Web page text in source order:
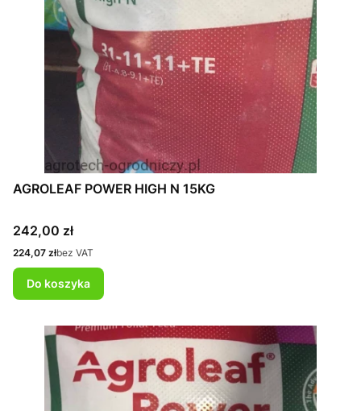
AGROLEAF POWER HIGH N 15KG
Cena
242,00 zł
Cena
224,07 złbez VAT
Do koszyka